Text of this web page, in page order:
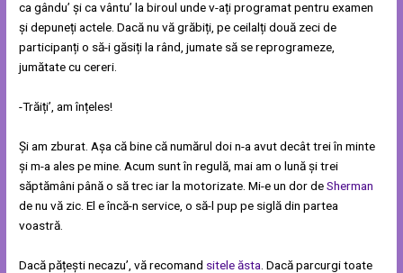
ca gându’ și ca vântu’ la biroul unde v-ați programat pentru examen
și depuneți actele. Dacă nu vă grăbiți, pe ceilalți două zeci de
participanți o să-i găsiți la rând, jumate să se reprogrameze,
jumătate cu cereri.
-Trăiți’, am înțeles!
Și am zburat. Așa că bine că numărul doi n-a avut decât trei în minte
și m-a ales pe mine. Acum sunt în regulă, mai am o lună și trei
săptămâni până o să trec iar la motorizate. Mi-e un dor deSherman
de nu vă zic. El e încă-n service, o să-l pup pe siglă din partea
voastră.
Dacă pățești necazu’, vă recomand sitele ăsta . Dacă parcurgi toate